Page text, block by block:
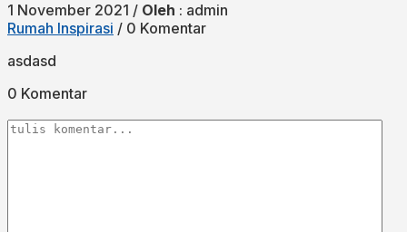
1 November 2021 / Oleh : admin
Rumah Inspirasi / 0 Komentar
asdasd
0 Komentar